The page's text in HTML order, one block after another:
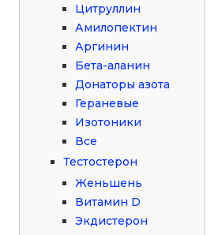
Цитруллин
Амилопектин
Аргинин
Бета-аланин
Донаторы азота
Гераневые
Изотоники
Все
Тестостерон
Женьшень
Витамин D
Экдистерон